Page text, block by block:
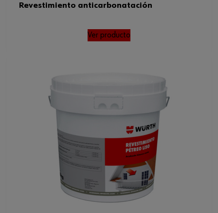
Revestimiento anticarbonatación
Ver producto